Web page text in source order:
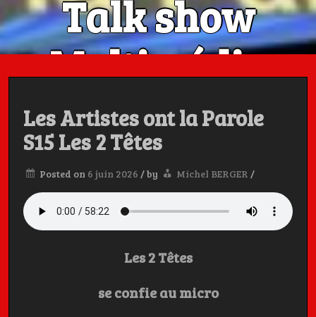
Talk show
Multimédia
Numéro 1 avec
Charly, et
Michel BERGER
Les Artistes ont la Parole, c'est aussi dans la poche
Les Artistes ont la Parole
S15 Les 2 Têtes
Posted on 6 juin 2026 /by Michel BERGER /
Les 2 Têtes
se confie au micro